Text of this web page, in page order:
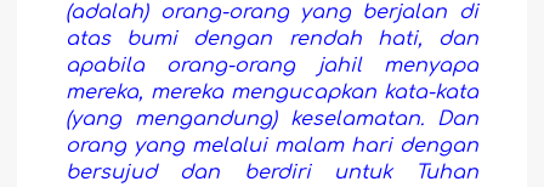
(adalah) orang-orang yang berjalan di
atas bumi dengan rendah hati, dan
apabila orang-orang jahil menyapa
mereka, mereka mengucapkan kata-kata
(yang mengandung) keselamatan. Dan
orang yang melalui malam hari dengan
bersujud dan berdiri untuk Tuhan